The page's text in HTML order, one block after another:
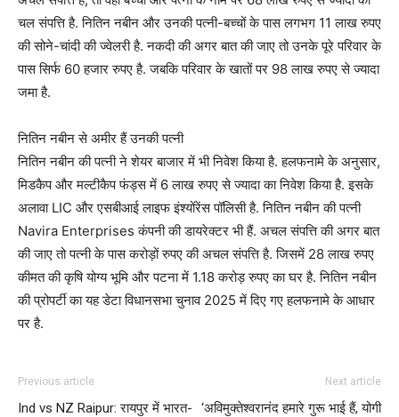
चल संपत्ति है. नितिन नबीन और उनकी पत्नी-बच्चों के पास लगभग 11 लाख रुपए
की सोने-चांदी की ज्वेलरी है. नकदी की अगर बात की जाए तो उनके पूरे परिवार के
पास सिर्फ 60 हजार रुपए है. जबकि परिवार के खातों पर 98 लाख रुपए से ज्यादा
जमा है.
नितिन नबीन से अमीर हैं उनकी पत्नी
नितिन नबीन की पत्नी ने शेयर बाजार में भी निवेश किया है. हलफनामे के अनुसार,
मिडकैप और मल्टीकैप फंड्स में 6 लाख रुपए से ज्यादा का निवेश किया है. इसके
अलावा LIC और एसबीआई लाइफ इंश्योंरेंस पॉलिसी है. नितिन नबीन की पत्नी
Navira Enterprises कंपनी की डायरेक्टर भी हैं. अचल संपत्ति की अगर बात
की जाए तो पत्नी के पास करोड़ों रुपए की अचल संपत्ति है. जिसमें 28 लाख रुपए
कीमत की कृषि योग्य भूमि और पटना में 1.18 करोड़ रुपए का घर है. नितिन नबीन
की प्रोपर्टी का यह डेटा विधानसभा चुनाव 2025 में दिए गए हलफनामे के आधार
पर है.
Previous article
Ind vs NZ Raipur: रायपुर में भारत-
Next article
‘अविमुक्तेश्वरानंद हमारे गुरू भाई हैं, योगी